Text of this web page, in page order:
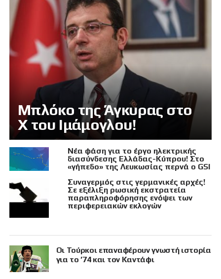
Μπλόκο της Άγκυρας στο
X του Ιμάμογλου!
Νέα φάση για το έργο ηλεκτρικής
διασύνδεσης Ελλάδας-Κύπρου! Στο
«γήπεδο» της Λευκωσίας περνά ο GSI
Συναγερμός στις γερμανικές αρχές!
Σε εξέλιξη ρωσική εκστρατεία
παραπληροφόρησης ενόψει των
περιφερειακών εκλογών
Οι Τούρκοι επαναφέρουν γνωστή ιστορία
για το ’74 και τον Καντάφι